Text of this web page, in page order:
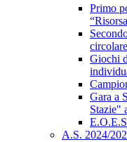
Primo
Giochi
Gara a
Stazie"
A.S. 2024/